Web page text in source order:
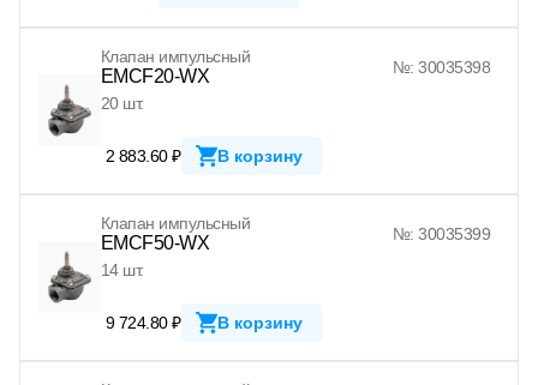
Клапан импульсный
EMCF20-WX
№: 30035398
20 шт.
2 883.60 ₽ В корзину
Клапан импульсный
EMCF50-WX
№: 30035399
14 шт.
9 724.80 ₽ В корзину